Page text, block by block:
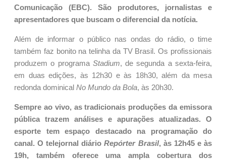
Comunicação (EBC). São produtores, jornalistas e
apresentadores que buscam o diferencial da notícia.
Além de informar o público nas ondas do rádio, o time
também faz bonito na telinha da TV Brasil. Os profissionais
produzem o programa Stadium, de segunda a sexta-feira,
em duas edições, às 12h30 e às 18h30, além da mesa
redonda dominical No Mundo da Bola, às 20h30.
Sempre ao vivo, as tradicionais produções da emissora
pública trazem análises e apurações atualizadas. O
esporte tem espaço destacado na programação do
canal. O telejornal diárioRepórter Brasil, às 12h45 e às
19h, também oferece uma ampla cobertura dos